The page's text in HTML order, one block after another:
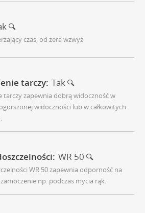
czas, od zera wzwyż
tarczy: Tak
tarczy zapewnia dobrą widoczność w
widoczności lub w całkowitych
WR 50
WR 50 zapewnia odporność na
np. podczas mycia rąk.